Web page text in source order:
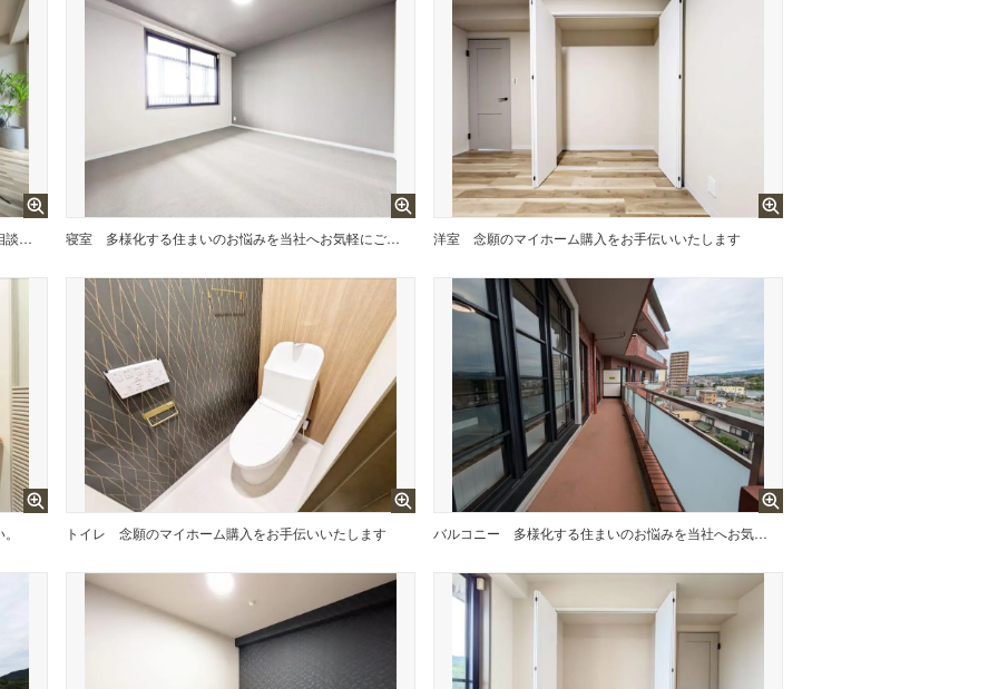
お家のご質問はお気軽にご相談下さい。 寝室 多様化する住まいのお悩みを当社へお気軽にご相談下さい 洋室 念願のマイホーム購入をお手伝いいたします
トイレ 念願のマイホーム購入をお手伝いいたします バルコニー 多様化する住まいのお悩みを当社へお気軽にご相談下さい